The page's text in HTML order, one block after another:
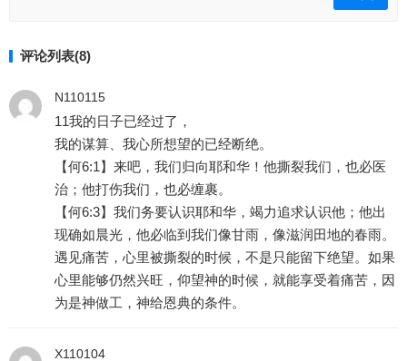
评论列表(8)
N110115
11我的日子已经过了，
我的谋算、我心所想望的已经断绝。
【何6:1】来吧，我们归向耶和华！他撕裂我们，也必医
治；他打伤我们，也必缠裹。
【何6:3】我们务要认识耶和华，竭力追求认识他；他出
现确如晨光，他必临到我们像甘雨，像滋润田地的春雨。
遇见痛苦，心里被撕裂的时候，不是只能留下绝望。如果
心里能够仍然兴旺，仰望神的时候，就能享受着痛苦，因
为是神做工，神给恩典的条件。
X110104